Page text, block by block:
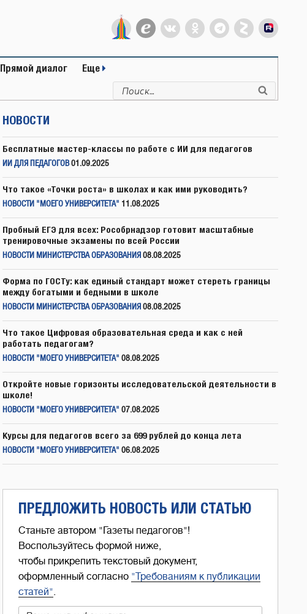
Прямой диалог Еще
Искать:
НОВОСТИ
Бесплатные мастер-классы по работе с ИИ для педагогов
ИИ ДЛЯ ПЕДАГОГОВ 01.09.2025
Что такое «Точки роста» в школах и как ими руководить?
НОВОСТИ "МОЕГО УНИВЕРСИТЕТА" 11.08.2025
Пробный ЕГЭ для всех: Рособрнадзор готовит масштабные
тренировочные экзамены по всей России
НОВОСТИ МИНИСТЕРСТВА ОБРАЗОВАНИЯ 08.08.2025
Форма по ГОСТу: как единый стандарт может стереть границы
между богатыми и бедными в школе
НОВОСТИ МИНИСТЕРСТВА ОБРАЗОВАНИЯ 08.08.2025
Что такое Цифровая образовательная среда и как с ней
работать педагогам?
НОВОСТИ "МОЕГО УНИВЕРСИТЕТА" 08.08.2025
Откройте новые горизонты исследовательской деятельности в
школе!
НОВОСТИ "МОЕГО УНИВЕРСИТЕТА" 07.08.2025
Курсы для педагогов всего за 699 рублей до конца лета
НОВОСТИ "МОЕГО УНИВЕРСИТЕТА" 06.08.2025
ПРЕДЛОЖИТЬ НОВОСТЬ ИЛИ СТАТЬЮ
Станьте автором "Газеты педагогов"!
Воспользуйтесь формой ниже,
чтобы прикрепить текстовый документ,
оформленный согласно "Требованиям к публикации
статей".